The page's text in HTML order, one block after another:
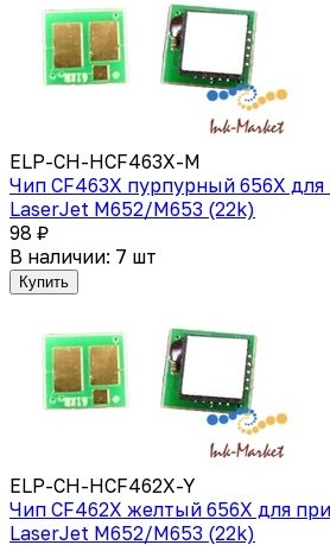
ELP-CH-HCF463X-M
Чип CF463X пурпурный 656X
LaserJet M652/M653 (22k)
98 ₽
В наличии: 7 шт
Купить
ELP-CH-HCF462X-Y
Чип CF462X желтый 656X для
LaserJet M652/M653 (22k)